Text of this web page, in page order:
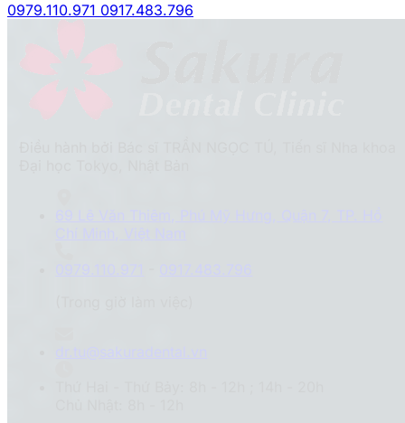
0979.110.971 0917.483.796
69 Lê Văn Thiêm, Phú Mỹ Hưng, Quận 7, TP. Hồ
Chí Minh, Việt Nam
0979.110.971
0917.483.796
dr.tu@sakuradental.vn